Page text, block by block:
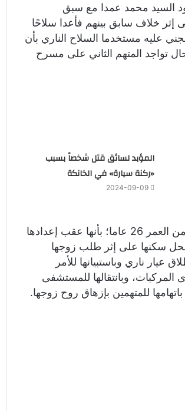
محمود السيد محمد عمدا مع سبق
إثر خلاف سابق بينهم فأعدا سلاحًا
عليه مستخدما السلاح الناري بأن
تواجد المتهم الثاني على مسرح
المؤبد لسائق قتل شخصاً بسبب
«ركنة سيارة» في الخانكة
2024-09-09
شهدت زوجة المجني عليه ياسمين حسن عبد العزيز عيد وتبلغ من العمر 26 عاما؛ بأنها عقب إعدادها
محل سكنها على إثر طلب زوجها
ناري وباستبيانها للأمر
وبانتقالها للمستشفى
للمتهمين بإزهاق روح زوجها.